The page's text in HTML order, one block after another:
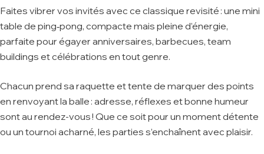
Faites vibrer vos invités avec ce classique revisité : une mini
table de ping‑pong, compacte mais pleine d’énergie,
parfaite pour égayer anniversaires, barbecues, team
buildings et célébrations en tout genre.
Chacun prend sa raquette et tente de marquer des points
en renvoyant la balle : adresse, réflexes et bonne humeur
sont au rendez-vous ! Que ce soit pour un moment détente
ou un tournoi acharné, les parties s’enchaînent avec plaisir.